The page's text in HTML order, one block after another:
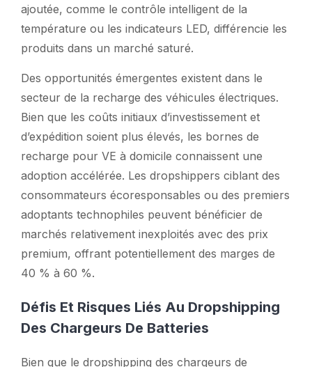
ajoutée, comme le contrôle intelligent de la
température ou les indicateurs LED, différencie les
produits dans un marché saturé.
Des opportunités émergentes existent dans le
secteur de la recharge des véhicules électriques.
Bien que les coûts initiaux d’investissement et
d’expédition soient plus élevés, les bornes de
recharge pour VE à domicile connaissent une
adoption accélérée. Les dropshippers ciblant des
consommateurs écoresponsables ou des premiers
adoptants technophiles peuvent bénéficier de
marchés relativement inexploités avec des prix
premium, offrant potentiellement des marges de
40 % à 60 %.
Défis Et Risques Liés Au Dropshipping
Des Chargeurs De Batteries
Bien que le dropshipping des chargeurs de